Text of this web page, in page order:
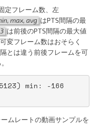
定フレーム数、左
max, avg はPTS間隔の最
は前後のPTS間隔の最大値
変フレーム数はおそらく
とは違う前後フレームを可
min: -166
ムレートの動画サンプルを